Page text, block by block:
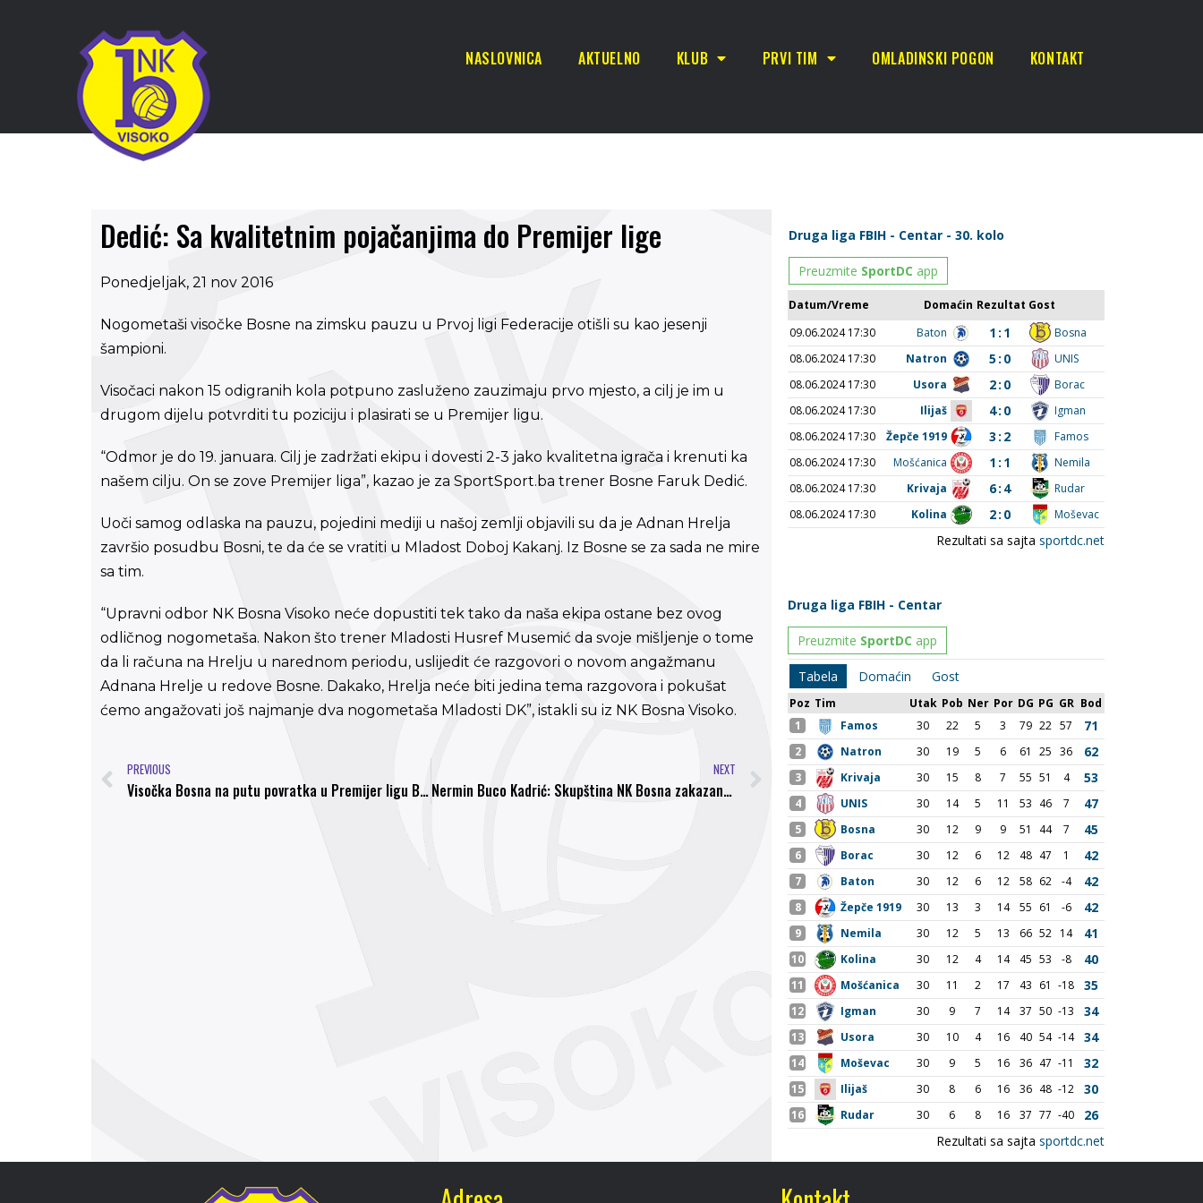
NASLOVNICA AKTUELNO KLUB PRVI TIM OMLADINSKI POGON KONTAKT
Dedić: Sa kvalitetnim pojačanjima do Premijer lige
Ponedjeljak, 21 nov 2016
Nogometaši visočke Bosne na zimsku pauzu u Prvoj ligi Federacije otišli su kao jesenji
šampioni.
Visočaci nakon 15 odigranih kola potpuno zasluženo zauzimaju prvo mjesto, a cilj je im u
drugom dijelu potvrditi tu poziciju i plasirati se u Premijer ligu.
“Odmor je do 19. januara. Cilj je zadržati ekipu i dovesti 2-3 jako kvalitetna igrača i krenuti ka
našem cilju. On se zove Premijer liga”, kazao je za SportSport.ba trener Bosne Faruk Dedić.
Uoči samog odlaska na pauzu, pojedini mediji u našoj zemlji objavili su da je Adnan Hrelja
završio posudbu Bosni, te da će se vratiti u Mladost Doboj Kakanj. Iz Bosne se za sada ne mire
sa tim.
“Upravni odbor NK Bosna Visoko neće dopustiti tek tako da naša ekipa ostane bez ovog
odličnog nogometaša. Nakon što trener Mladosti Husref Musemić da svoje mišljenje o tome
da li računa na Hrelju u narednom periodu, uslijedit će razgovori o novom angažmanu
Adnana Hrelje u redove Bosne. Dakako, Hrelja neće biti jedina tema razgovora i pokušat
ćemo angažovati još najmanje dva nogometaša Mladosti DK”, istakli su iz NK Bosna Visoko.
PREVIOUS
Visočka Bosna na putu povratka u Premijer ligu BiH
NEXT
Nermin Buco Kadrić: Skupština NK Bosna zakazana je za 10 januar, naš cilj je Premijer liga